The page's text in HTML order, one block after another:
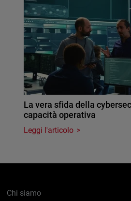
La vera sfida della
capacità operativa
Leggi l'articolo
Chi siamo